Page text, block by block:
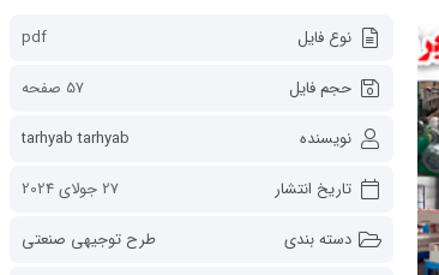
نوع فایل
pdf
حجم فایل
57 صفحه
نویسنده
tarhyab tarhyab
تاریخ انتشار
27 جولای 2024
دسته بندی
طرح توجیهی صنعتی